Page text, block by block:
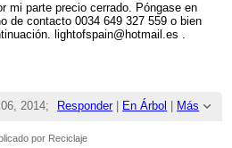
VENTA DE BARCO PARA DESGUACE
mi parte precio cerrado. Póngase en
de contacto 0034 649 327 559 o bien
lightofspain@hotmail.es .
Responder| En Árbol Más
2014;
por Reciclaje